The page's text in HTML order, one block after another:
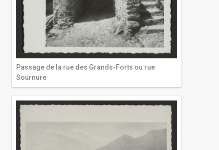
Passage de la rue des Grands-Forts ou rue
Sournure